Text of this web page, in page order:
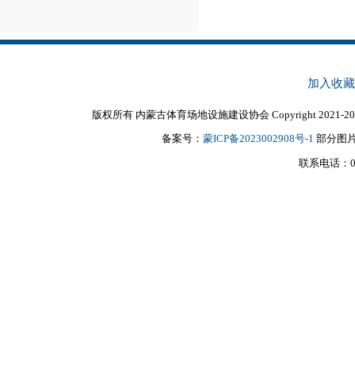
加入收藏
版权所有 内蒙古体育场地设施建设协会 Copyright 2021-
备案号： 蒙ICP备2023002908号-1 部分图
联系电话：